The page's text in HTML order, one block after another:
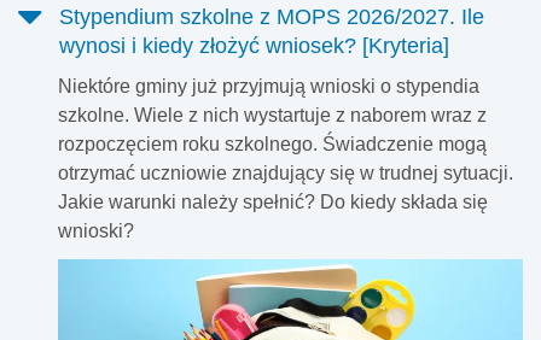
Stypendium szkolne z MOPS 2026/2027. Ile
wynosi i kiedy złożyć wniosek? [Kryteria]
Niektóre gminy już przyjmują wnioski o stypendia
szkolne. Wiele z nich wystartuje z naborem wraz z
rozpoczęciem roku szkolnego. Świadczenie mogą
otrzymać uczniowie znajdujący się w trudnej sytuacji.
Jakie warunki należy spełnić? Do kiedy składa się
wnioski?